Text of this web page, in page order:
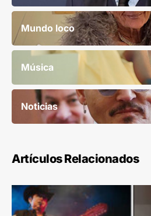
Mundo loco
Música
Noticias
Artículos Relacionados